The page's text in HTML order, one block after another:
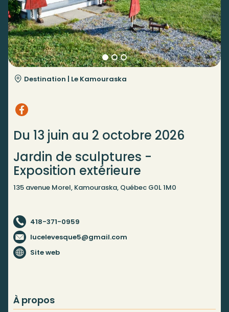
Destination | Le Kamouraska
Du 13 juin au 2 octobre 2026
Jardin de sculptures -
Exposition extérieure
135 avenue Morel, Kamouraska, Québec G0L 1M0
418-371-0959
lucelevesque5@gmail.com
Site web
À propos